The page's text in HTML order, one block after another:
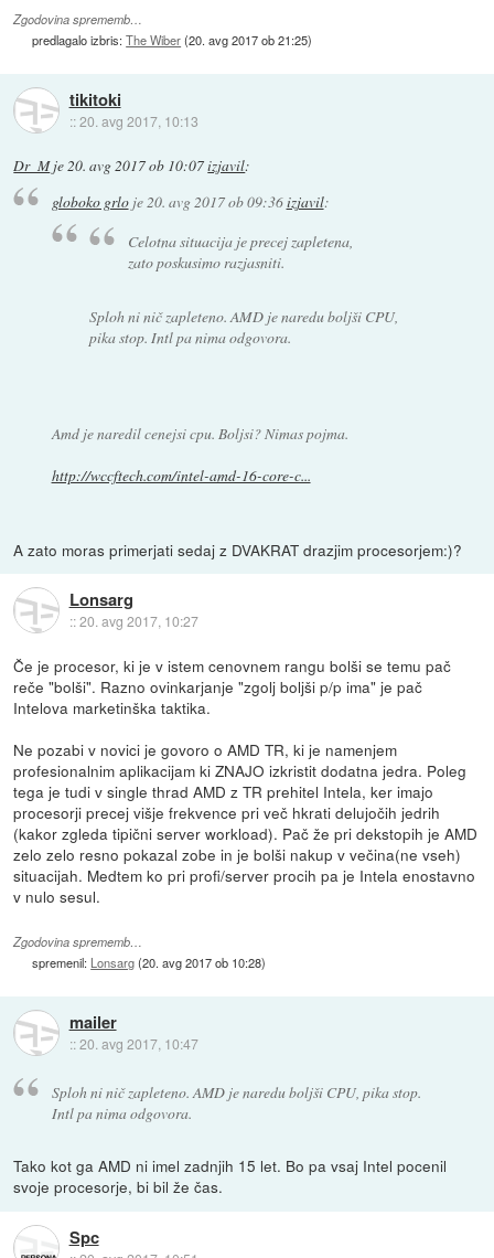
Zgodovina sprememb…
predlagalo izbris:The Wiber(20. avg 2017 ob 21:25)
tikitoki
::20. avg 2017, 10:13
Dr_Mje 20. avg 2017 ob 10:07izjavil:
globoko grloje20. avg 2017 ob 09:36izjavil:
Celotna situacija je precej zapletena,
zato poskusimo razjasniti.
Sploh ni nič zapleteno. AMD je naredu boljši CPU,
pika stop. Intl pa nima odgovora.
Amd je naredil cenejsi cpu. Boljsi? Nimas pojma.
http://wccftech.com/intel-amd-16-core-c...
A zato moras primerjati sedaj z DVAKRAT drazjim procesorjem:)?
Lonsarg
::20. avg 2017, 10:27
Če je procesor, ki je v istem cenovnem rangu bolši se temu pač
reče "bolši". Razno ovinkarjanje "zgolj boljši p/p ima" je pač
Intelova marketinška taktika.
Ne pozabi v novici je govoro o AMD TR, ki je namenjem
profesionalnim aplikacijam ki ZNAJO izkristit dodatna jedra. Poleg
tega je tudi v single thrad AMD z TR prehitel Intela, ker imajo
procesorji precej višje frekvence pri več hkrati delujočih jedrih
(kakor zgleda tipični server workload). Pač že pri dekstopih je AMD
zelo zelo resno pokazal zobe in je bolši nakup v večina(ne vseh)
situacijah. Medtem ko pri profi/server procih pa je Intela enostavno
v nulo sesul.
Zgodovina sprememb…
spremenil: Lonsarg(20. avg 2017 ob 10:28)
mailer
::20. avg 2017, 10:47
Sploh ni nič zapleteno. AMD je naredu boljši CPU, pika stop.
Intl pa nima odgovora.
Tako kot ga AMD ni imel zadnjih 15 let. Bo pa vsaj Intel pocenil
svoje procesorje, bi bil že čas.
Spc